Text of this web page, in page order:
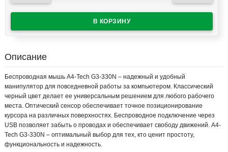
Описание
Беспроводная мышь A4-Tech G3-330N – надежный и удобный
манипулятор для повседневной работы за компьютером. Классический
черный цвет делает ее универсальным решением для любого рабочего
места. Оптический сенсор обеспечивает точное позиционирование
курсора на различных поверхностях. Беспроводное подключение через
USB позволяет забыть о проводах и обеспечивает свободу движений. A4-
Tech G3-330N – оптимальный выбор для тех, кто ценит простоту,
функциональность и надежность.